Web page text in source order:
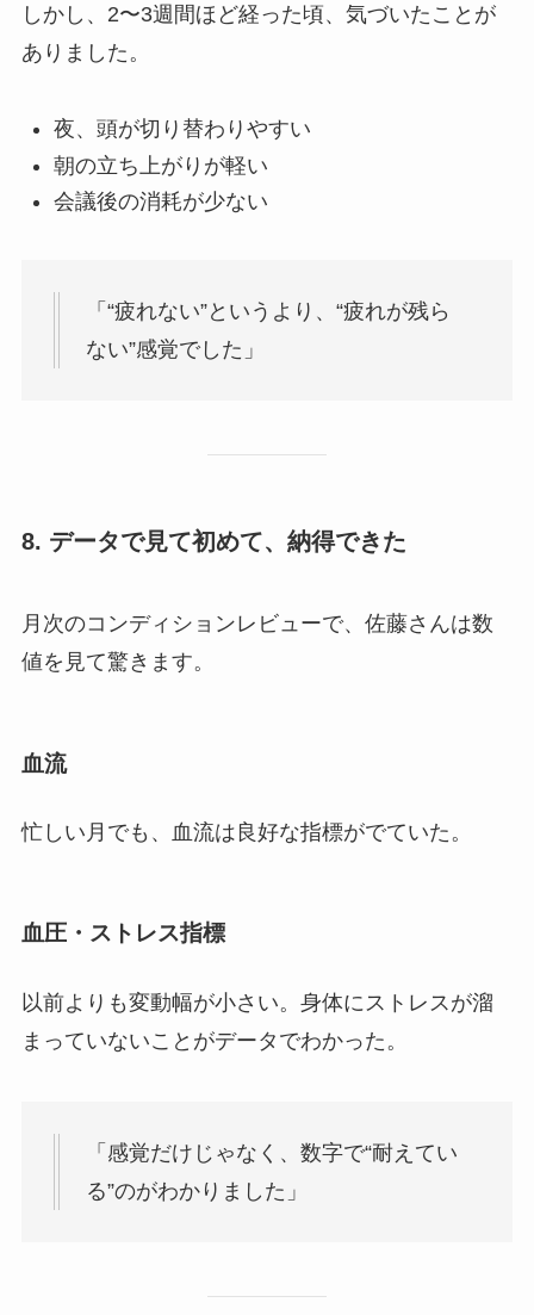
しかし、2〜3週間ほど経った頃、気づいたことが
ありました。
夜、頭が切り替わりやすい
朝の立ち上がりが軽い
会議後の消耗が少ない
「“疲れない”というより、“疲れが残ら
ない”感覚でした」
8. データで見て初めて、納得できた
月次のコンディションレビューで、佐藤さんは数
値を見て驚きます。
血流
忙しい月でも、血流は良好な指標がでていた。
血圧・ストレス指標
以前よりも変動幅が小さい。身体にストレスが溜
まっていないことがデータでわかった。
「感覚だけじゃなく、数字で“耐えてい
る”のがわかりました」